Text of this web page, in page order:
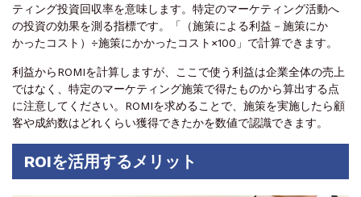
ティング投資回収率を意味します。特定のマーケティング活動へ
の投資の効果を測る指標です。「（施策による利益－施策にか
かったコスト）÷施策にかかったコスト×100」で計算できます。
利益からROMIを計算しますが、ここで使う利益は企業全体の売上
ではなく、特定のマーケティング施策で得たものから算出する点
に注意してください。ROMIを求めることで、施策を実施したら顧
客や成約数はどれくらい獲得できたかを数値で認識できます。
ROIを活用するメリット